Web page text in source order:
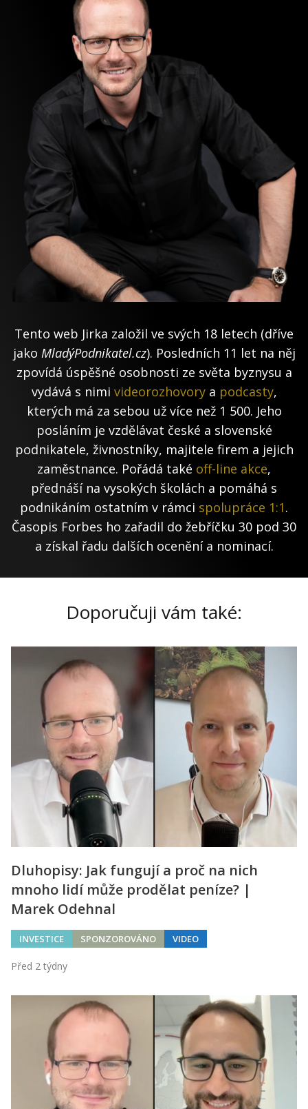
Tento web Jirka založil ve svých 18 letech (dříve
jako MladýPodnikatel.cz). Posledních 11 let na něj
zpovídá úspěšné osobnosti ze světa byznysu a
vydává s nimi videorozhovorya podcasty,
kterých má za sebou už více než 1 500. Jeho
posláním je vzdělávat české a slovenské
podnikatele, živnostníky, majitele firem a jejich
zaměstnance. Pořádá také off-line akce,
přednáší na vysokých školách a pomáhá s
podnikáním ostatním v rámci spolupráce 1:1.
Časopis Forbes ho zařadil do žebříčku 30 pod 30
a získal řadu dalších ocenění a nominací.
Doporučuji vám také:
Dluhopisy: Jak fungují a proč na nich
mnoho lidí může prodělat peníze? |
Marek Odehnal
INVESTICE SPONZOROVÁNO VIDEO
Před 2 týdny